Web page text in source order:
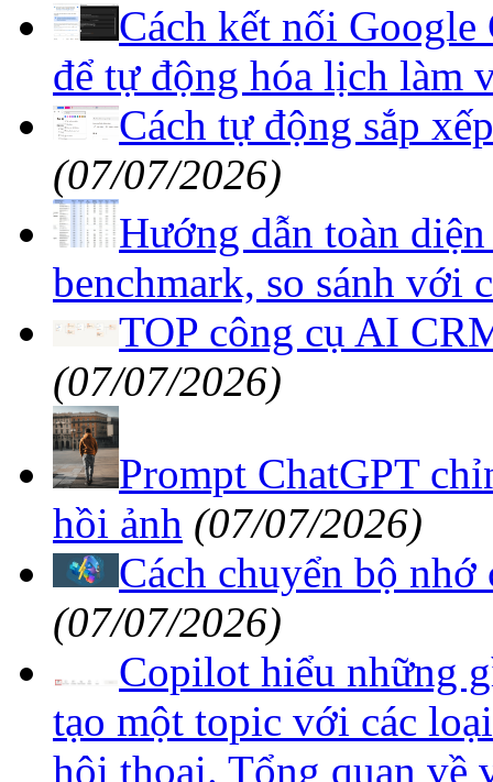
Cách kết nối
để tự động hóa lịch làm
Cách tự động sắp
(07/07/2026)
Hướng dẫn toàn
benchmark, so sánh với
TOP công cụ AI
(07/07/2026)
Prompt ChatGPT
hồi ảnh (07/07/2026)
Cách chuyển bộ
(07/07/2026)
Copilot hiểu những
tạo một topic với các
hội thoại. Tổng quan về